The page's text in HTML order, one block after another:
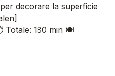
decorare la superficie
Totale: 180 min 🍽️